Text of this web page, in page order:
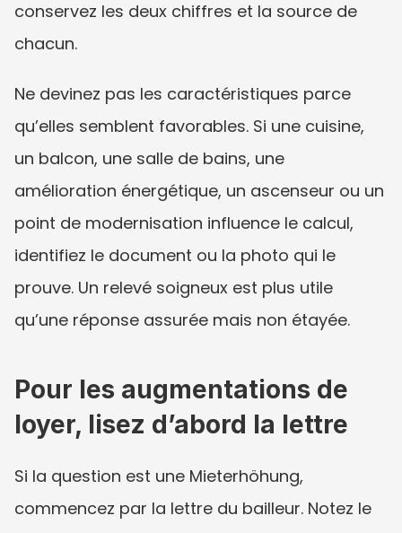
conservez les deux chiffres et la source de
chacun.
Ne devinez pas les caractéristiques parce
qu’elles semblent favorables. Si une cuisine,
un balcon, une salle de bains, une
amélioration énergétique, un ascenseur ou un
point de modernisation influence le calcul,
identifiez le document ou la photo qui le
prouve. Un relevé soigneux est plus utile
qu’une réponse assurée mais non étayée.
Pour les augmentations de
loyer, lisez d’abord la lettre
Si la question est une Mieterhöhung,
commencez par la lettre du bailleur. Notez le